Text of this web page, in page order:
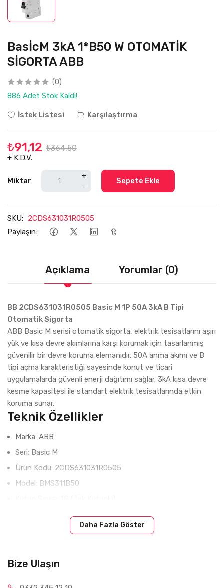
BasİcM 3kA 1*B50 W OTOMATİK
SİGORTA ABB
(0)
886 Adet Stok Kaldı!
İstek Listesi Karşılaştırma
₺91,12 ₺364,50
+ K.D.V.
Miktar
+
-
Sepete Ekle
SKU: 2CDS631031R0505
Paylaşın:
Açıklama Yorumlar (0)
BB 2CDS631031R0505 Basic M 1P 50A 3kA B Tipi
Otomatik Sigorta
ABB Basic M serisi otomatik sigorta, elektrik tesisatlarını aşırı
yük ve kısa devre akımlarına karşı korumak için tasarlanmış
güvenilir bir devre koruma elemanıdır. 50A anma akımı ve B
tipi açma karakteristiği sayesinde konut ve ticari
uygulamalarda güvenli enerji dağıtımı sağlar. 3kA kısa devre
kesme kapasitesi ile standart elektrik tesisatlarında etkin
koruma sunar.
Teknik Özellikler
Marka: ABB
Seri: Basic M
Ürün Kodu: 2CDS631031R0505
Model: BMS311B50
Açma Karakteristiği: B Tipi
Çalışma Gerilimi: 230/400V AC
Daha Fazla Göster
Bize Ulaşın